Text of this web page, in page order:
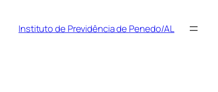
Instituto de Previdência de Penedo/AL